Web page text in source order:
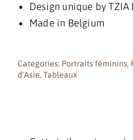
Design unique by
Made in Belgium
Categories: Portraits féminins,
d'Asie, Tableaux